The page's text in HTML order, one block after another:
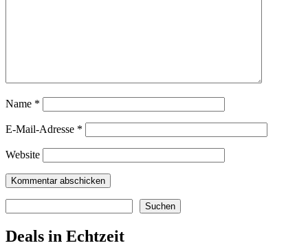
Name *
E-Mail-Adresse *
Website
Suchen
Deals in Echtzeit